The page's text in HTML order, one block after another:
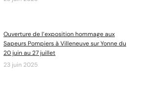
Ouverture de l’exposition hommage aux
Sapeurs Pompiers à Villeneuve sur Yonne du
20 juin au 27 juillet
23 juin 2025